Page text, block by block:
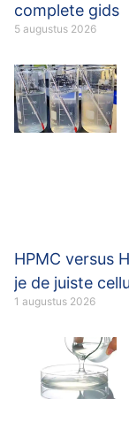
complete gids
5 augustus 2026
HPMC versus
je de juiste
1 augustus 2026